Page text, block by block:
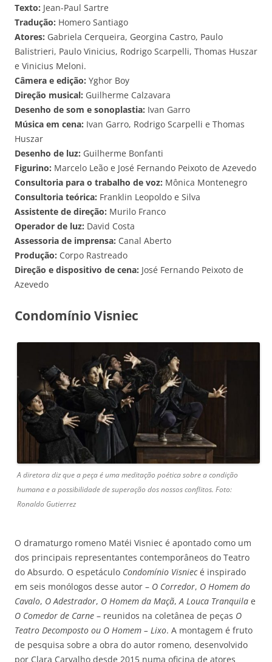
Texto: Jean-Paul Sartre
Tradução: Homero Santiago
Atores: Gabriela Cerqueira, Georgina Castro, Paulo
Balistrieri, Paulo Vinicius, Rodrigo Scarpelli, Thomas Huszar
e Vinicius Meloni.
Câmera e edição: Yghor Boy
Direção musical: Guilherme Calzavara
Desenho de som e sonoplastia: Ivan Garro
Música em cena: Ivan Garro, Rodrigo Scarpelli e Thomas
Huszar
Desenho de luz: Guilherme Bonfanti
Figurino: Marcelo Leão e José Fernando Peixoto de Azevedo
Consultoria para o trabalho de voz: Mônica Montenegro
Consultoria teórica: Franklin Leopoldo e Silva
Assistente de direção: Murilo Franco
Operador de luz: David Costa
Assessoria de imprensa: Canal Aberto
Produção: Corpo Rastreado
Direção e dispositivo de cena: José Fernando Peixoto de
Azevedo
Condomínio Visniec
A diretora diz que a peça é uma meditação poética sobre a condição
humana e a possibilidade de superação dos nossos conflitos. Foto:
Ronaldo Gutierrez
O dramaturgo romeno Matéi Visniec é apontado como um
dos principais representantes contemporâneos do Teatro
do Absurdo. O espetáculo Condomínio Visniecé inspirado
em seis monólogos desse autor – O Corredor, O Homem do
Cavalo, O Adestrador, O Homem da Maçã,A Louca Tranquila e
O Comedor de Carne – reunidos na coletânea de peças O
Teatro Decomposto ou O Homem – Lixo. A montagem é fruto
de pesquisa sobre a obra do autor romeno, desenvolvido
por Clara Carvalho desde 2015 numa oficina de atores